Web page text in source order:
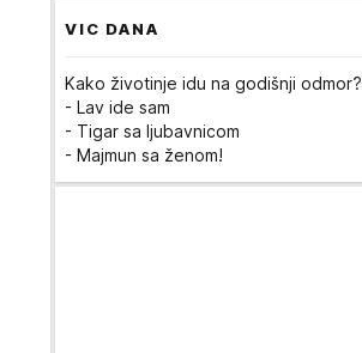
VIC DANA
Kako životinje idu na godišnji odmor?
- Lav ide sam
- Tigar sa ljubavnicom
- Majmun sa ženom!